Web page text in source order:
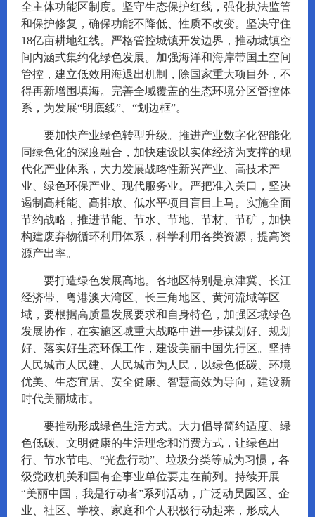
全主体功能区制度。坚守生态保护红线，强化执法监管
和保护修复，确保功能不降低、性质不改变。坚决守住
18亿亩耕地红线。严格管控城镇开发边界，推动城镇空
间内涵式集约化绿色发展。加强海洋和海岸带国土空间
管控，建立低效用海退出机制，除国家重大项目外，不
得再新增围填海。完善全域覆盖的生态环境分区管控体
系，为发展“明底线”、“划边框”。
要加快产业绿色转型升级。推进产业数字化智能化
同绿色化的深度融合，加快建设以实体经济为支撑的现
代化产业体系，大力发展战略性新兴产业、高技术产
业、绿色环保产业、现代服务业。严把准入关口，坚决
遏制高耗能、高排放、低水平项目盲目上马。实施全面
节约战略，推进节能、节水、节地、节材、节矿，加快
构建废弃物循环利用体系，科学利用各类资源，提高资
源产出率。
要打造绿色发展高地。各地区特别是京津冀、长江
经济带、粤港澳大湾区、长三角地区、黄河流域等区
域，要根据高质量发展要求和自身特色，加强区域绿色
发展协作，在实施区域重大战略中进一步谋划好、规划
好、落实好生态环保工作，建设美丽中国先行区。坚持
人民城市人民建、人民城市为人民，以绿色低碳、环境
优美、生态宜居、安全健康、智慧高效为导向，建设新
时代美丽城市。
要推动形成绿色生活方式。大力倡导简约适度、绿
色低碳、文明健康的生活理念和消费方式，让绿色出
行、节水节电、“光盘行动”、垃圾分类等成为习惯，各
级党政机关和国有企事业单位要走在前列。持续开展
“美丽中国，我是行动者”系列活动，广泛动员园区、企
业、社区、学校、家庭和个人积极行动起来，形成人